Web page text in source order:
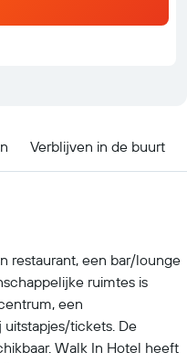
Verblijven in de buurt
restaurant, een bar/lounge
ruimtes is
een
tickets. De
Walk In Hotel heeft